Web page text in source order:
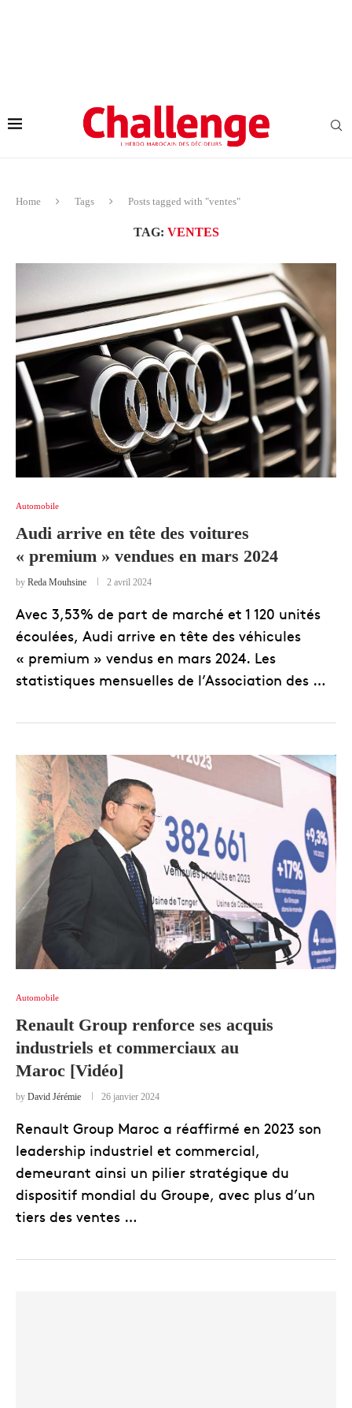
Home Tags Posts tagged with "ventes"
TAG: VENTES
Automobile
Audi arrive en tête des voitures
« premium » vendues en mars 2024
by Reda Mouhsine 2 avril 2024
Avec 3,53% de part de marché et 1 120 unités
écoulées, Audi arrive en tête des véhicules
« premium » vendus en mars 2024. Les
statistiques mensuelles de l’Association des …
Automobile
Renault Group renforce ses acquis
industriels et commerciaux au
Maroc [Vidéo]
by David Jérémie 26 janvier 2024
Renault Group Maroc a réaffirmé en 2023 son
leadership industriel et commercial,
demeurant ainsi un pilier stratégique du
dispositif mondial du Groupe, avec plus d’un
tiers des ventes …